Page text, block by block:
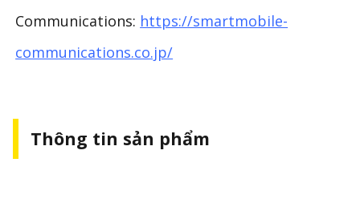
Communications: https://smartmobile-
communications.co.jp/
Thông tin sản phẩm